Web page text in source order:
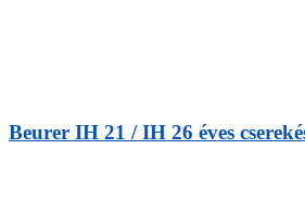
Beurer IH 21 / IH 26 éves